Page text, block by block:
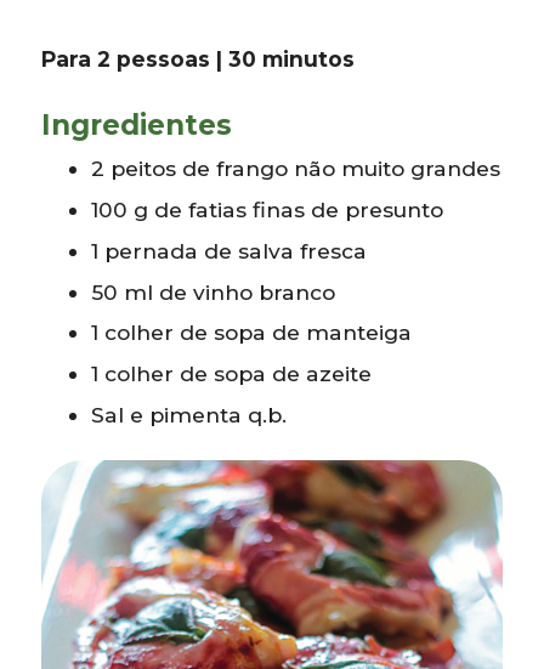
Para 2 pessoas | 30 minutos
Ingredientes
2 peitos de frango não muito grandes
100 g de fatias finas de presunto
1 pernada de salva fresca
50 ml de vinho branco
1 colher de sopa de manteiga
1 colher de sopa de azeite
Sal e pimenta q.b.